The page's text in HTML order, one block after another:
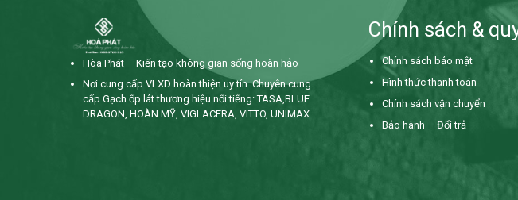
Hòa Phát – Kiến tạo không gian sống hoàn hảo
Nơi cung cấp VLXD hoàn thiện uy tín. Chuyên cung
cấp Gạch ốp lát thương hiệu nổi tiếng: TASA,BLUE
DRAGON, HOÀN MỸ, VIGLACERA, VITTO, UNIMAX…
Chính sách &
Chính sách bảo mật
Hình thức thanh toán
Chính sách vận chuyển
Bảo hành – Đổi trả